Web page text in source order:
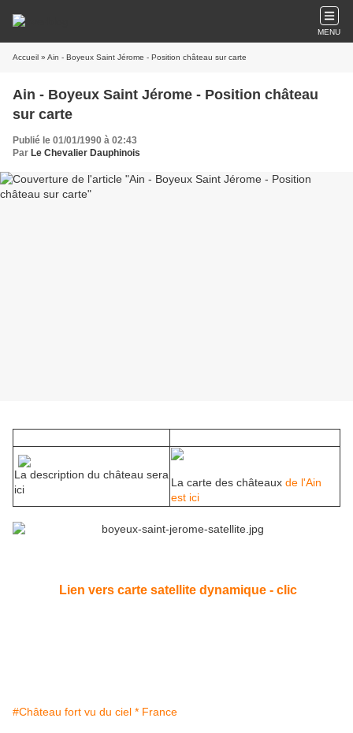
MENU
Accueil » Ain - Boyeux Saint Jérome - Position château sur carte
Ain - Boyeux Saint Jérome - Position château
sur carte
Publié le 01/01/1990 à 02:43
Par Le Chevalier Dauphinois
La description du château sera
ici
La carte des châteaux de l'Ain
est ici
Lien vers carte satellite dynamique - clic
#Château fort vu du ciel * France